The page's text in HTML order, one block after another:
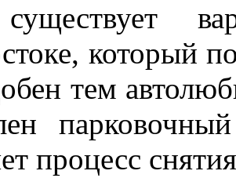
который
тем
процесс